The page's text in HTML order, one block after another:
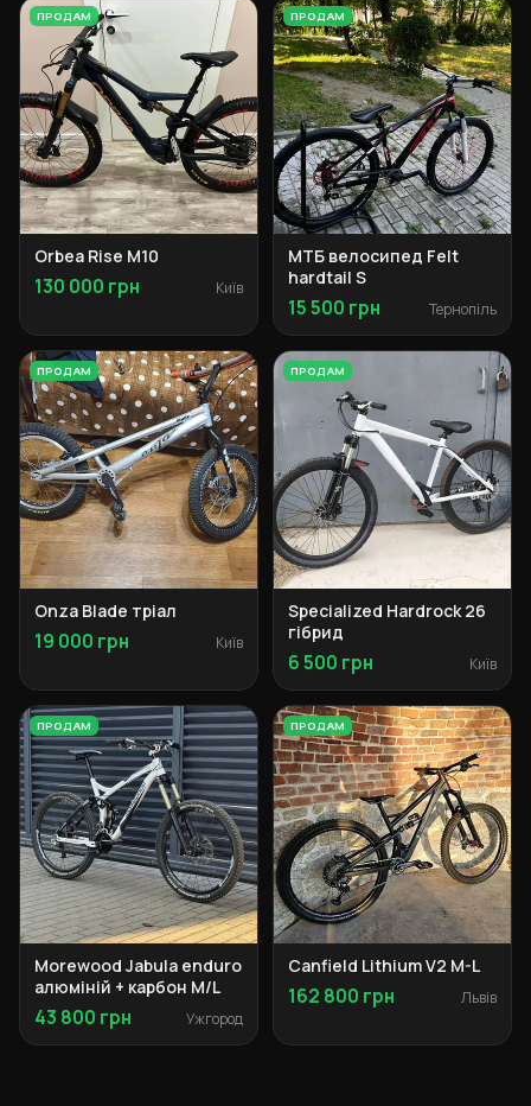
ПРОДАМ
Orbea Rise M10
130 000 грн Київ
ПРОДАМ
МТБ велосипед Felt
hardtail S
15 500 грн Тернопіль
ПРОДАМ
Onza Blade тріал
19 000 грн Київ
ПРОДАМ
Specialized Hardrock 26
гібрид
6 500 грн Київ
ПРОДАМ
Morewood Jabula enduro
алюміній + карбон M/L
43 800 грн Ужгород
ПРОДАМ
Canfield Lithium V2 M-L
162 800 грн Львів